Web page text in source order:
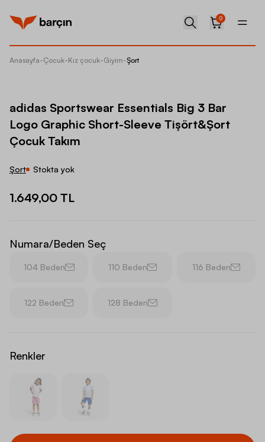
0
Anasayfa-Çocuk-Kız çocuk-Giyim-Şort
adidas Sportswear Essentials Big 3 Bar
Logo Graphic Short-Sleeve Tişört&Şort
Çocuk Takım
Şort Stokta yok
1.649,00 TL
Numara/Beden Seç
104 Beden 110 Beden 116 Beden
122 Beden 128 Beden
Renkler